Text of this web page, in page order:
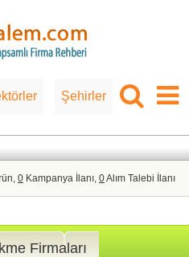
Şehirler
0 Kampanya İlanı, 0Alım Talebi İlanı
Firmaları